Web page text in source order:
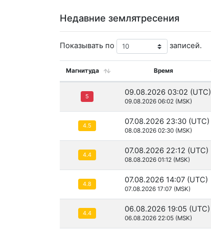
Недавние землятресения
Показывать по записей.
Магнитуда Время
5 09.08.2026 03:02 (UTC)
09.08.2026 06:02 (MSK)
4.5 07.08.2026 23:30 (UTC)
08.08.2026 02:30 (MSK)
4.4 07.08.2026 22:12 (UTC)
08.08.2026 01:12 (MSK)
4.8 07.08.2026 14:07 (UTC)
07.08.2026 17:07 (MSK)
4.4 06.08.2026 19:05 (UTC)
06.08.2026 22:05 (MSK)